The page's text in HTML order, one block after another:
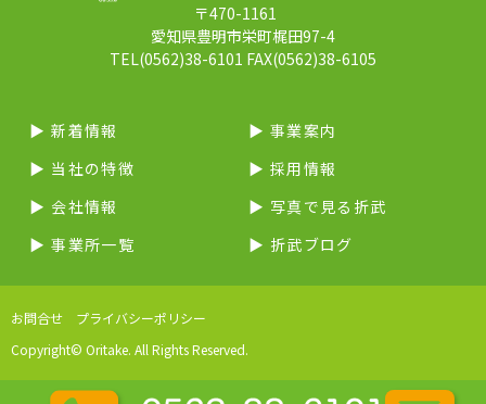
〒470-1161
愛知県豊明市栄町梶田97-4
TEL(0562)38-6101 FAX(0562)38-6105
▶︎ 新着情報
▶︎ 当社の特徴
▶︎ 会社情報
▶︎ 事業所一覧
▶︎ 事業案内
▶︎ 採用情報
▶︎ 写真で見る折武
▶︎ 折武ブログ
お問合せ
プライバシーポリシー
Copyright© Oritake. All Rights Reserved.